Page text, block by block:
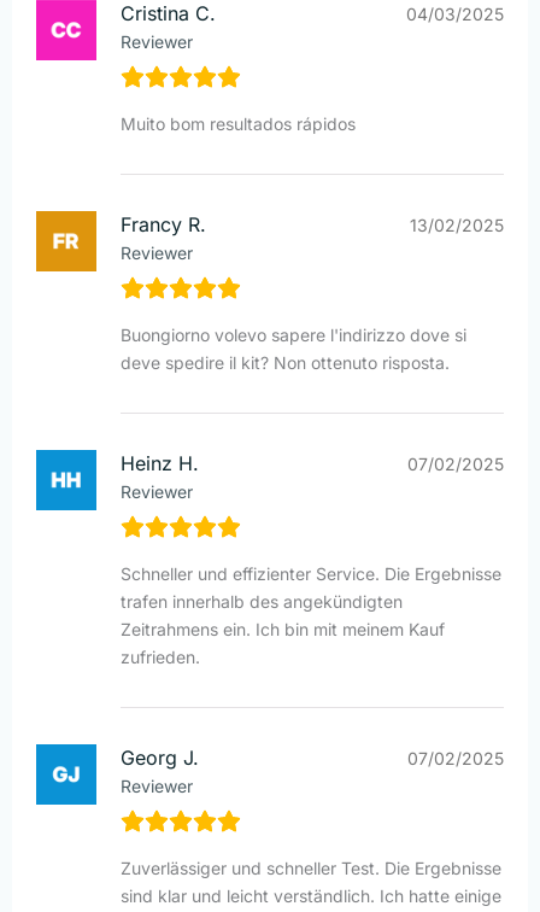
Cristina C.
Reviewer
04/03/2025
Muito bom resultados rápidos
Francy R.
Reviewer
13/02/2025
Buongiorno volevo sapere l'indirizzo dove si
deve spedire il kit? Non ottenuto risposta.
Heinz H.
Reviewer
07/02/2025
Schneller und effizienter Service. Die Ergebnisse
trafen innerhalb des angekündigten
Zeitrahmens ein. Ich bin mit meinem Kauf
zufrieden.
Georg J.
Reviewer
07/02/2025
Zuverlässiger und schneller Test. Die Ergebnisse
sind klar und leicht verständlich. Ich hatte einige